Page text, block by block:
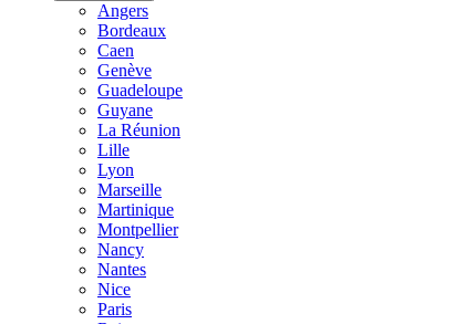
Angers
Bordeaux
Caen
Genève
Guadeloupe
Guyane
La Réunion
Lille
Lyon
Marseille
Martinique
Montpellier
Nancy
Nantes
Nice
Paris